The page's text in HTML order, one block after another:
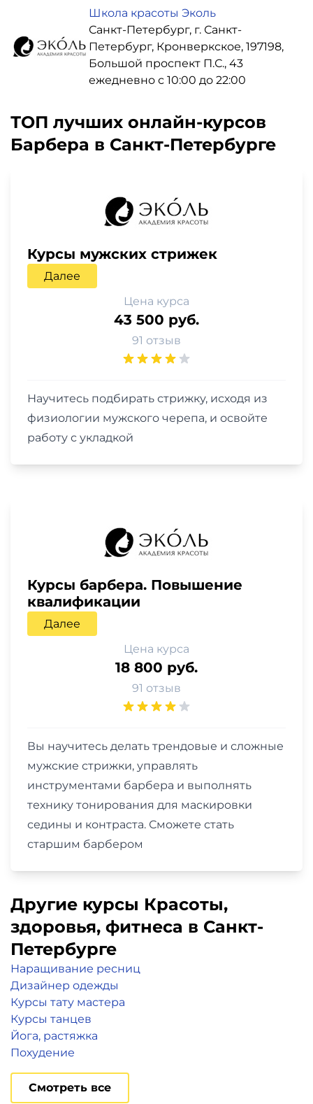
Школа красоты Эколь
Санкт-Петербург, г. Санкт-
Петербург, Кронверкское, 197198,
Большой проспект П.С., 43
ежедневно с 10:00 до 22:00
ТОП лучших онлайн-курсов
Барбера в Санкт-Петербурге
Курсы мужских стрижек
Далее
Цена курса
43 500 руб.
91 отзыв
Научитесь подбирать стрижку, исходя из
физиологии мужского черепа, и освойте
работу с укладкой
Курсы барбера. Повышение
квалификации
Далее
Цена курса
18 800 руб.
91 отзыв
Вы научитесь делать трендовые и сложные
мужские стрижки, управлять
инструментами барбера и выполнять
технику тонирования для маскировки
седины и контраста. Сможете стать
старшим барбером
Другие курсы Красоты,
здоровья, фитнеса в Санкт-
Петербурге
Наращивание ресниц
Дизайнер одежды
Курсы тату мастера
Курсы танцев
Йога, растяжка
Похудение
Смотреть все